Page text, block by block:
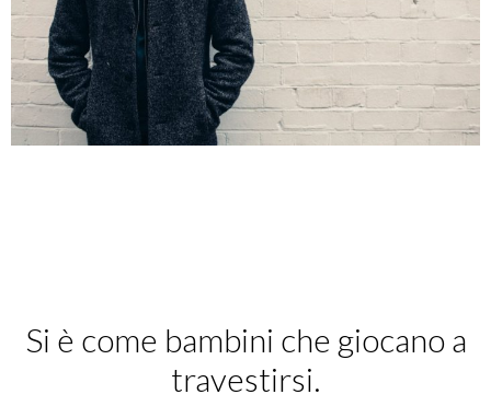
Si è come bambini che giocano a
travestirsi.